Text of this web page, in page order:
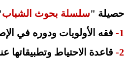
حصيلة "سلسلة بحوث الشباب":
1-
فقه الأولويات ودوره في
2- قاعدة الاحتياط وتطبيقاتها